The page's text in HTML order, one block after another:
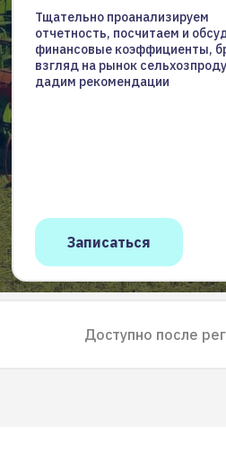
Тщательно проанализируем
отчетность, посчитаем и
финансовые коэффициенты,
взгляд на рынок
дадим рекомендации
Доступно после